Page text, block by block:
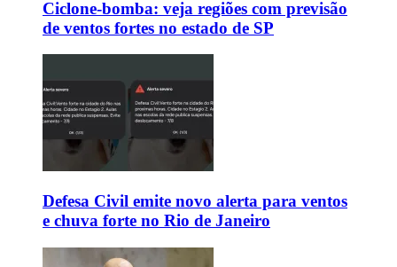
Ciclone-bomba: veja regiões com previsão
de ventos fortes no estado de SP
Defesa Civil emite novo alerta para ventos
e chuva forte no Rio de Janeiro